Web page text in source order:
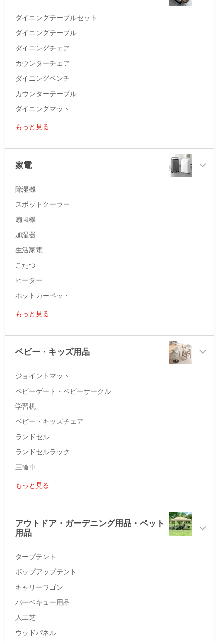
ダイニングテーブルセット
ダイニングテーブル
ダイニングチェア
カウンターチェア
ダイニングベンチ
カウンターテーブル
ダイニングマット
もっと見る
家電
除湿機
スポットクーラー
扇風機
加湿器
生活家電
こたつ
ヒーター
ホットカーペット
もっと見る
ベビー・キッズ用品
ジョイントマット
ベビーゲート・ベビーサークル
学習机
ベビー・キッズチェア
ランドセル
ランドセルラック
三輪車
もっと見る
アウトドア・ガーデニング用品・ペット
用品
タープテント
ポップアップテント
キャリーワゴン
バーベキュー用品
人工芝
ウッドパネル